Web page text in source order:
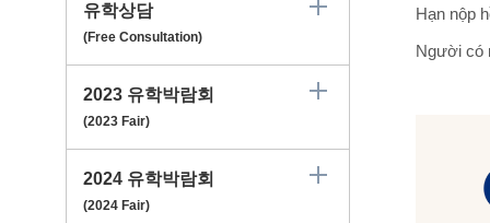
유학상담
(Free Consultation)
2023 유학박람회
(2023 Fair)
2024 유학박람회
(2024 Fair)
Hạn nộp
Người có